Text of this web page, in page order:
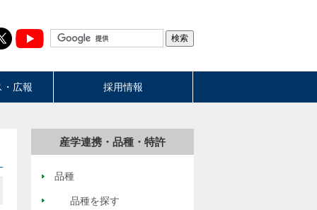
・広報 採用情報
産学連携・品種・特許
品種
品種を探す